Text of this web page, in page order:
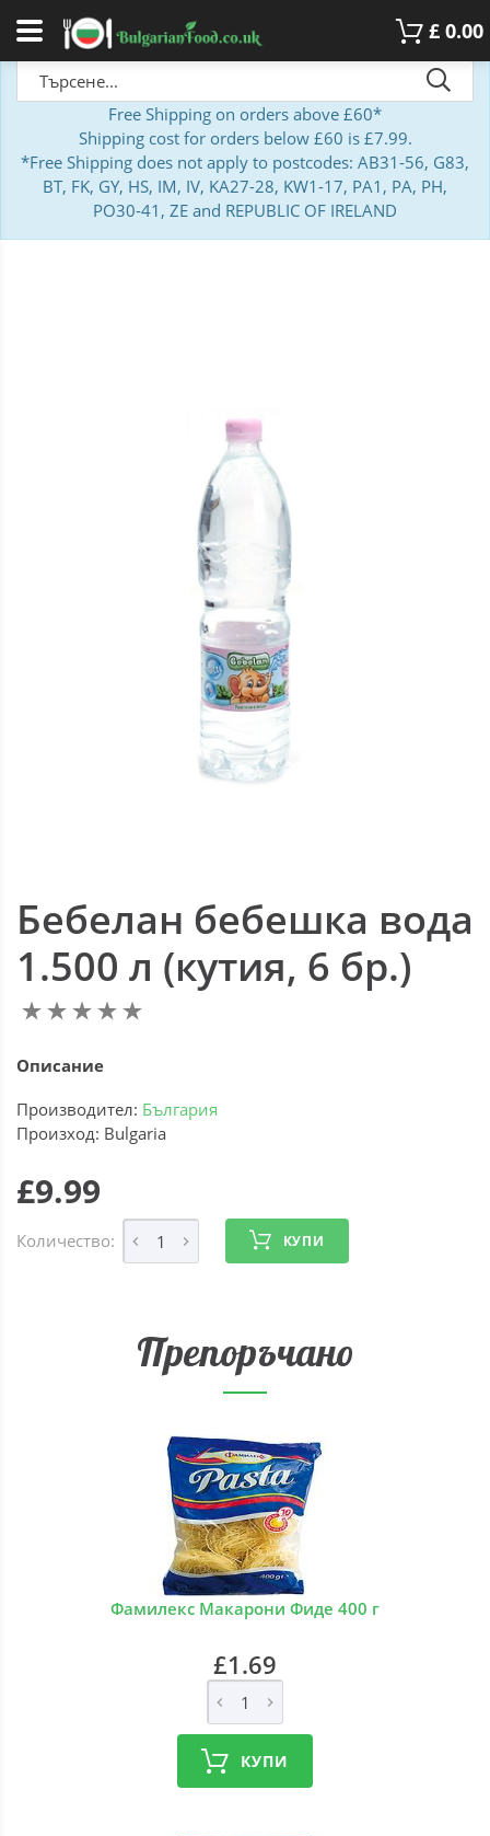
£ 0.00
Free Shipping on orders above £60*
Shipping cost for orders below £60 is £7.99.
*Free Shipping does not apply to postcodes: AB31-56, G83,
BT, FK, GY, HS, IM, IV, KA27-28, KW1-17, PA1, PA, PH,
PO30-41, ZE and REPUBLIC OF IRELAND
Бебелан бебешка вода
1.500 л (кутия, 6 бр.)
Описание
Производител: България
Произход: Bulgaria
£9.99
Количество: КУПИ
Препоръчано
Фамилекс Макарони Фиде 400 г
£1.69
КУПИ